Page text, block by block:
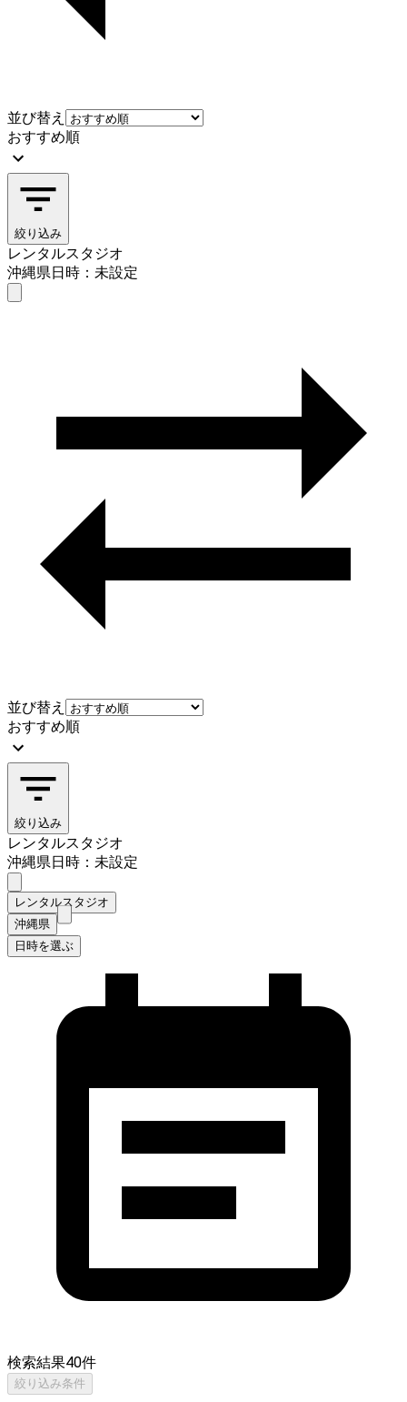
並び替え
おすすめ順
絞り込み
レンタルスタジオ
沖縄県日時：未設定
並び替え
おすすめ順
絞り込み
レンタルスタジオ
沖縄県日時：未設定
レンタルスタジオ
沖縄県
日時を選ぶ
検索結果40件
絞り込み条件